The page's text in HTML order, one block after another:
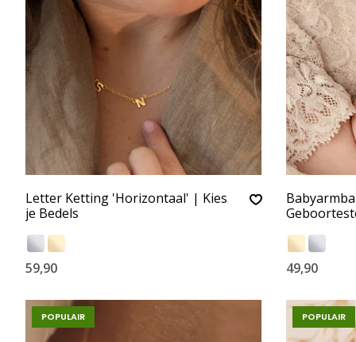
Letter Ketting 'Horizontaal' | Kies
je Bedels
59,90 49,90
POPULAIR POPULAIR